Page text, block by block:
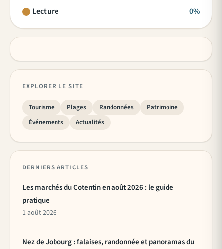
Lecture 0%
EXPLORER LE SITE
Tourisme Plages Randonnées
Patrimoine
Événements
Actualités
DERNIERS ARTICLES
Les marchés du Cotentin en août 2026 : le guide
pratique
1 août 2026
Nez de Jobourg : falaises, randonnée et panoramas du